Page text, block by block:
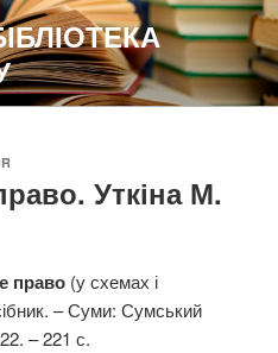
Уткіна М.
право (у схемах і
– Суми: Сумський
– 221 с.